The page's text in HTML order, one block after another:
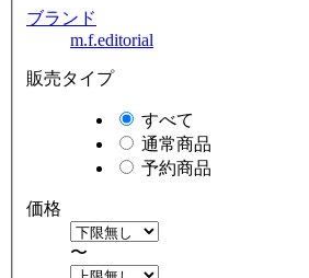
ブランド
m.f.editorial
販売タイプ
すべて
通常商品
予約商品
価格
〜